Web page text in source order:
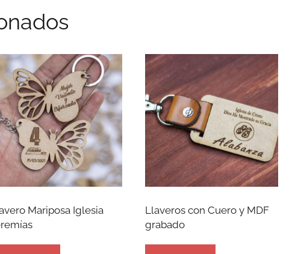
Mariposa Iglesia
Llaveros con Cuero y MDF
grabado